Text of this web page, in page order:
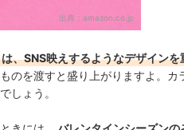
出典： amazon.co.jp
、SNS映えするようなデザインを
のを渡すと盛り上がりますよ。カ
しょう。